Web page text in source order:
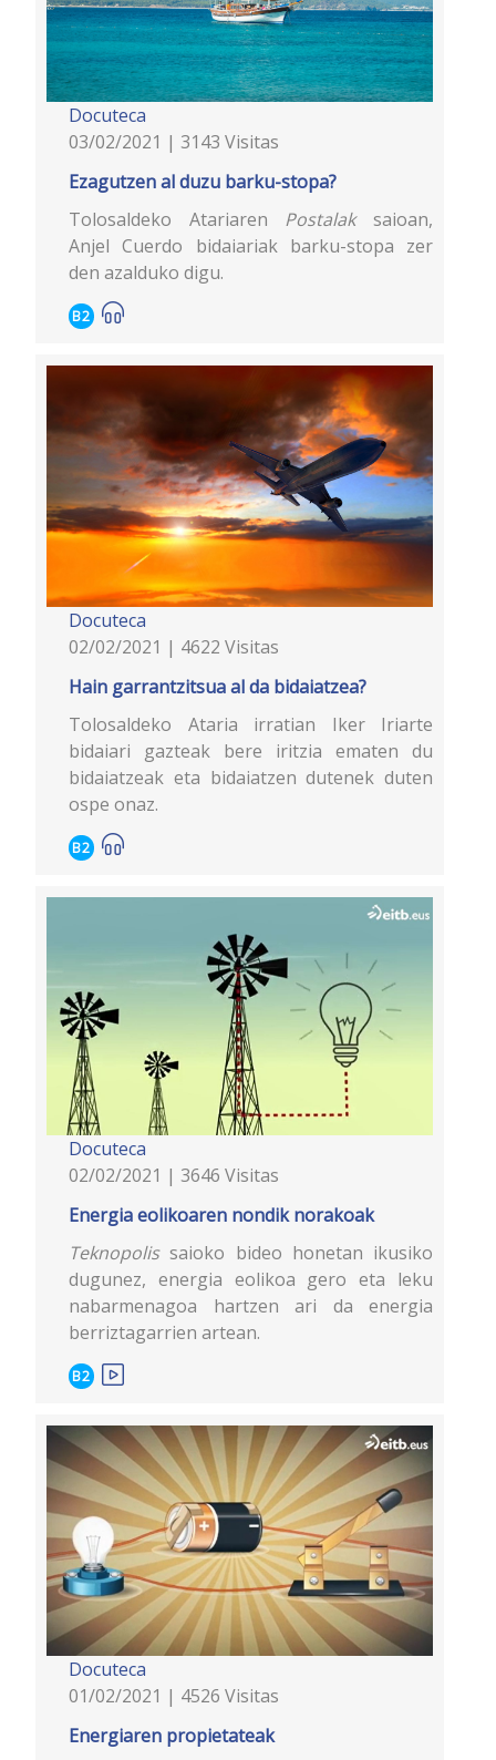
Docuteca
03/02/2021 | 3143 Visitas
Ezagutzen al duzu barku-stopa?
Tolosaldeko Atariaren Postalaksaioan,
Anjel Cuerdo bidaiariak barku-stopa zer
den azalduko digu.
B2
Docuteca
02/02/2021 | 4622 Visitas
Hain garrantzitsua al da bidaiatzea?
Tolosaldeko Ataria irratian Iker Iriarte
bidaiari gazteak bere iritzia ematen du
bidaiatzeak eta bidaiatzen dutenek duten
ospe onaz.
B2
Docuteca
02/02/2021 | 3646 Visitas
Energia eolikoaren nondik norakoak
Teknopolissaioko bideo honetan ikusiko
dugunez, energia eolikoa gero eta leku
nabarmenagoa hartzen ari da energia
berriztagarrien artean.
B2
Docuteca
01/02/2021 | 4526 Visitas
Energiaren propietateak